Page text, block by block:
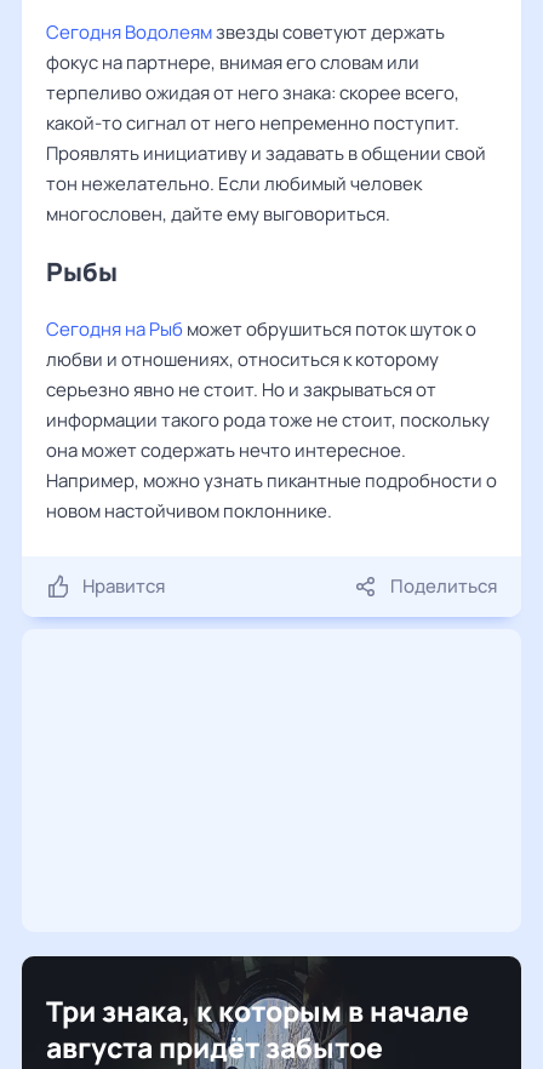
Сегодня Водолеямзвезды советуют держать
фокус на партнере, внимая его словам или
терпеливо ожидая от него знака: скорее всего,
какой-то сигнал от него непременно поступит.
Проявлять инициативу и задавать в общении свой
тон нежелательно. Если любимый человек
многословен, дайте ему выговориться.
Рыбы ‌‌
Сегодня на Рыб может обрушиться поток шуток о
любви и отношениях, относиться к которому
серьезно явно не стоит. Но и закрываться от
информации такого рода тоже не стоит, поскольку
она может содержать нечто интересное.
Например, можно узнать пикантные подробности о
новом настойчивом поклоннике.
Нравится Поделиться
Три знака, к которым в начале
августа придёт забытое